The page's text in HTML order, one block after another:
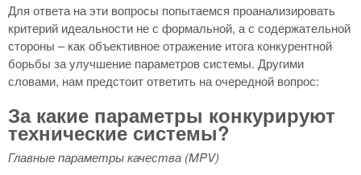
Для ответа на эти вопросы попытаемся проанализировать
критерий идеальности не с формальной, а с содержательной
стороны – как объективное отражение итога конкурентной
борьбы за улучшение параметров системы. Другими
словами, нам предстоит ответить на очередной вопрос:
За какие параметры конкурируют
технические системы?
Главные параметры качества (MPV)